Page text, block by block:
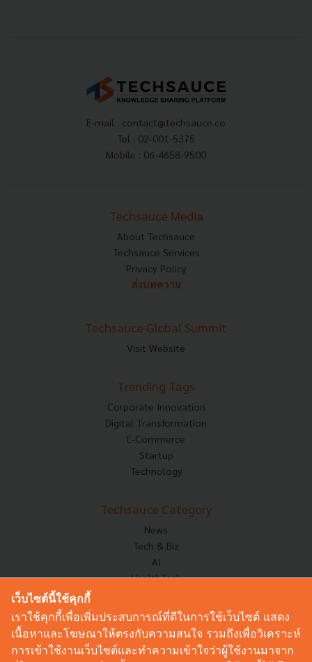
E-mail : contact@techsauce.co
Tel : 02-001-5375
Mobile : 06-4658-9500
Techsauce Media
About Techsauce
Techsauce Services
Privacy Policy
ส่งบทความ
Techsauce Global Summit
Visit Website
Trending Tags
Corporate Innovation
Digital Transformation
E-Commerce
Startup
Technology
Techsauce Category
News
Tech & Biz
AI
HealthTech
Corp Innov
Saucy Thoughts
Based On
Sustainable
เว็บไซต์นี้ใช้คุกกี้
เราใช้คุกกี้เพื่อเพิ่มประสบการณ์ที่ดีในการใช้เว็บไซต์ แสดง
เนื้อหาและโฆษณาให้ตรงกับความสนใจ รวมถึงเพื่อวิเคราะห์
การเข้าใช้งานเว็บไซต์และทำความเข้าใจว่าผู้ใช้งานมาจาก